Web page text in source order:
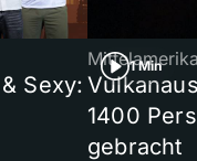
Sexy:
1 Min
1400
gebracht